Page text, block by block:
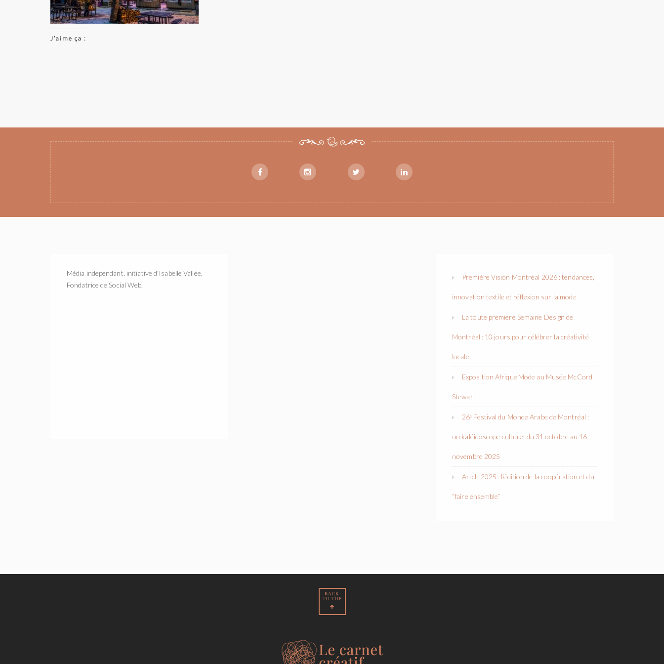
J’aime ça :
Média indépendant, initiative d'Isabelle Vallée,
Fondatrice de Social Web.
Première Vision Montréal 2026 : tendances,
innovation textile et réflexion sur la mode
La toute première Semaine Design de
Montréal : 10 jours pour célébrer la créativité
locale
Exposition Afrique Mode au Musée McCord
Stewart
26ᵉ Festival du Monde Arabe de Montréal :
un kaléidoscope culturel du 31 octobre au 16
novembre 2025
Artch 2025 : l’édition de la coopération et du
“faire ensemble”
BACK
TO TOP